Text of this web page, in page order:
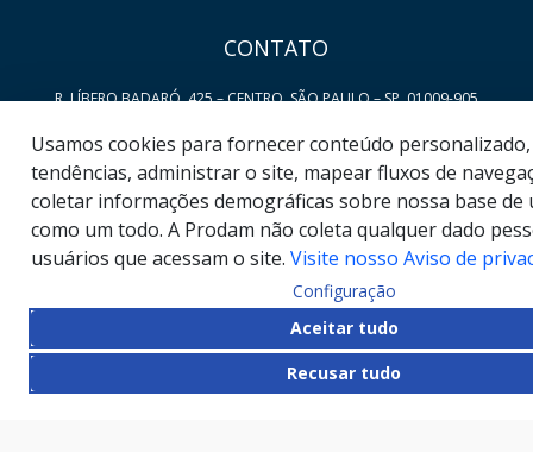
CONTATO
R. LÍBERO BADARÓ, 425 – CENTRO, SÃO PAULO – SP, 01009-905
VALE DO ANHANGABAÚ, 350 – CENTRO, SÃO PAULO – SP,
01007-040
SERVICE DESK: 0800 722 7677
VENDAS: SOLUCOES@PRODAM.SP.GOV.BR
REDES SOCIAIS
Usamos cookies para fornecer conteúdo
tendências, administrar o site, mapear fluxos de
coletar informações demográficas sobre nossa base de
como um todo. A Prodam não coleta qualquer dado
usuários que acessam o site. Visite nosso Aviso de
Configuração
Aceitar tudo
Recusar tudo